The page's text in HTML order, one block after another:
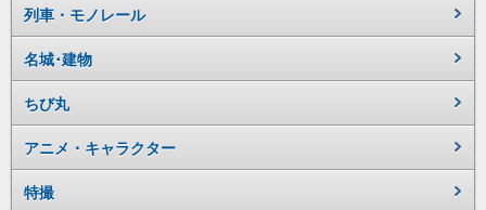
列車・モノレール
名城･建物
ちび丸
アニメ・キャラクター
特撮